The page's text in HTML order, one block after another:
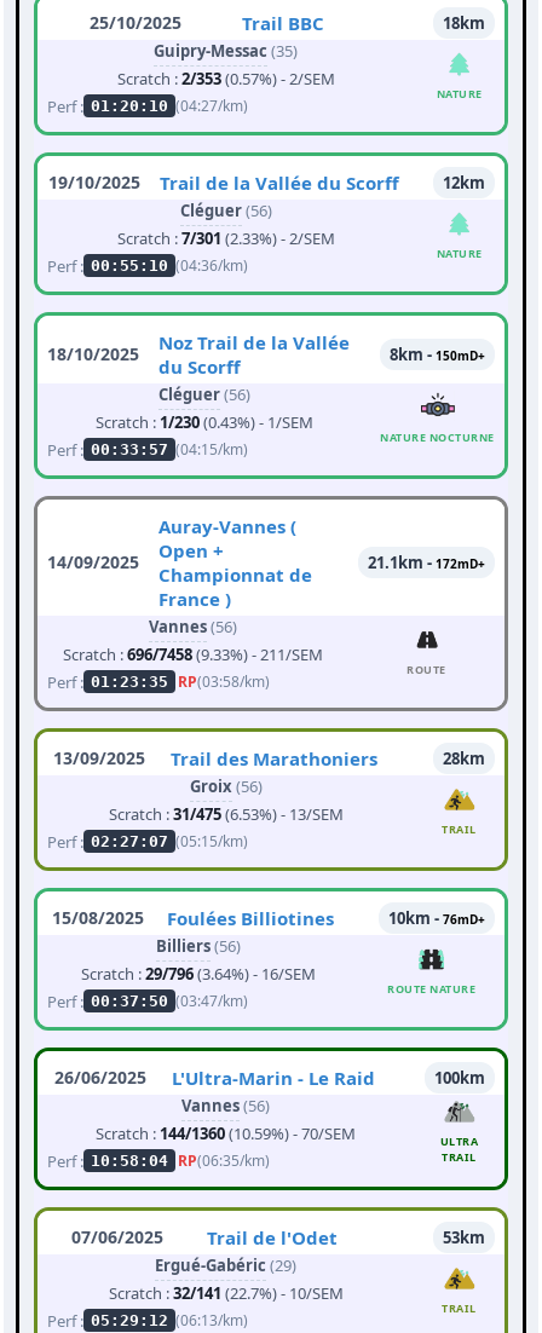
25/10/2025 Trail BBC
18km
Guipry-Messac (35)
Scratch :2/353(0.57%) - 2/SEM
Perf : 01:20:10 (04:27/km)
NATURE
19/10/2025 Trail de la Vallée du Scorff
12km
Cléguer(56)
Scratch :7/301 (2.33%) - 2/SEM
Perf : 00:55:10 (04:36/km)
NATURE
18/10/2025
Noz Trail de la Vallée
du Scorff
8km - 150mD+
Cléguer(56)
Scratch : 1/230(0.43%) - 1/SEM
Perf : 00:33:57 (04:15/km)
NATURE NOCTURNE
14/09/2025
Auray-Vannes (
Open +
Championnat de
France )
21.1km - 172mD+
Vannes(56)
Scratch :696/7458(9.33%) - 211/SEM
Perf : 01:23:35 RP(03:58/km)
ROUTE
13/09/2025 Trail des Marathoniers
28km
Groix(56)
Scratch :31/475(6.53%) - 13/SEM
Perf : 02:27:07 (05:15/km)
TRAIL
15/08/2025 Foulées Billiotines 10km - 76mD+
Billiers(56)
Scratch :29/796(3.64%) - 16/SEM
Perf : 00:37:50 (03:47/km)
ROUTE NATURE
26/06/2025 L'Ultra-Marin - Le Raid
100km
Vannes(56)
Scratch : 144/1360(10.59%) - 70/SEM
Perf : 10:58:04 RP(06:35/km)
ULTRA
TRAIL
07/06/2025 Trail de l'Odet
53km
Ergué-Gabéric (29)
Scratch :32/141 (22.7%) - 10/SEM
Perf : 05:29:12 (06:13/km)
TRAIL